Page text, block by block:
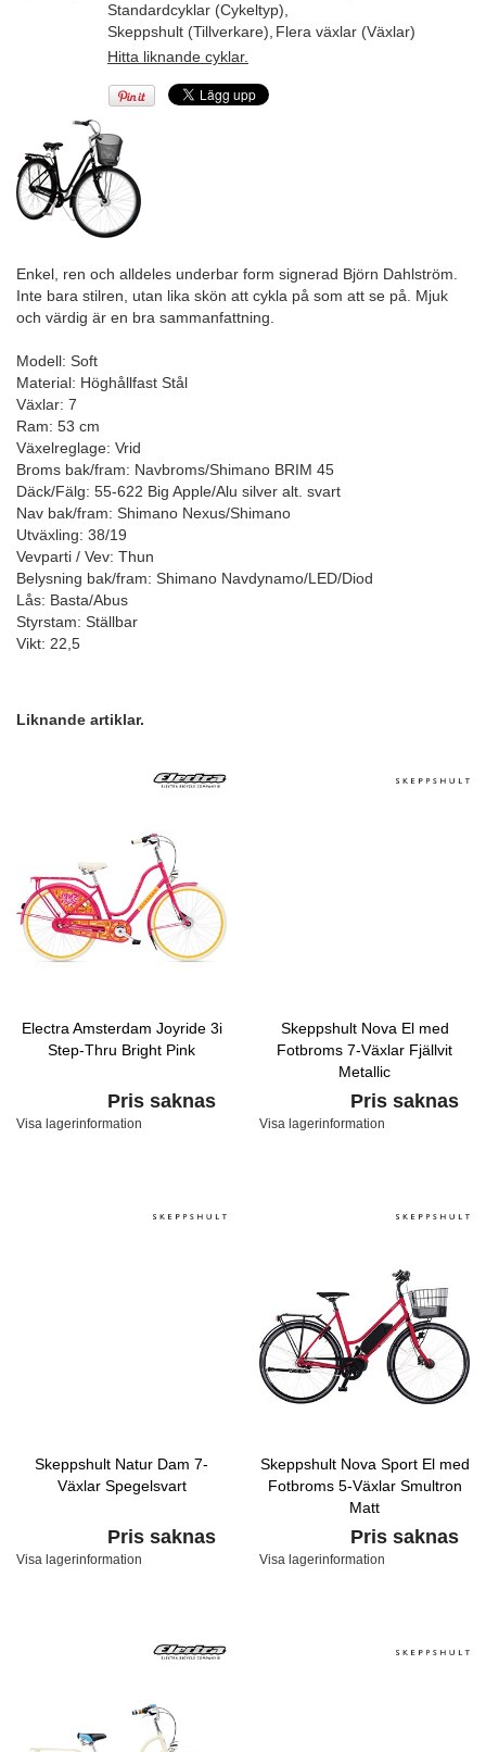
Standardcyklar (Cykeltyp)
Skeppshult (Tillverkare) Flera växlar (Växlar)
Hitta liknande cyklar.
Enkel, ren och alldeles underbar form signerad Björn Dahlström.
Inte bara stilren, utan lika skön att cykla på som att se på. Mjuk
och värdig är en bra sammanfattning.
Modell: Soft
Material: Höghållfast Stål
Växlar: 7
Ram: 53 cm
Växelreglage: Vrid
Broms bak/fram: Navbroms/Shimano BRIM 45
Däck/Fälg: 55-622 Big Apple/Alu silver alt. svart
Nav bak/fram: Shimano Nexus/Shimano
Utväxling: 38/19
Vevparti / Vev: Thun
Belysning bak/fram: Shimano Navdynamo/LED/Diod
Lås: Basta/Abus
Styrstam: Ställbar
Vikt: 22,5
Liknande artiklar.
Electra Amsterdam Joyride 3i
Step-Thru Bright Pink
Pris saknas
Visa lagerinformation
Skeppshult Nova El med
Fotbroms 7-Växlar Fjällvit
Metallic
Pris saknas
Visa lagerinformation
Skeppshult Natur Dam 7-
Växlar Spegelsvart
Pris saknas
Visa lagerinformation
Skeppshult Nova Sport El med
Fotbroms 5-Växlar Smultron
Matt
Pris saknas
Visa lagerinformation